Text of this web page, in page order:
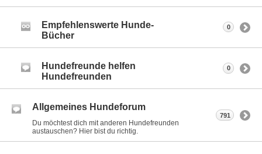
Empfehlenswerte Hunde-
Bücher
0
Hundefreunde helfen
Hundefreunden
0
Allgemeines Hundeforum
Du möchtest dich mit anderen Hundefreunden
austauschen? Hier bist du richtig.
791